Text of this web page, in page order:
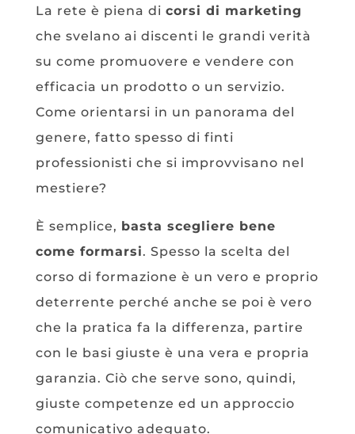
La rete è piena di corsi di marketing
che svelano ai discenti le grandi verità
su come promuovere e vendere con
efficacia un prodotto o un servizio.
Come orientarsi in un panorama del
genere, fatto spesso di finti
professionisti che si improvvisano nel
mestiere?
È semplice, basta scegliere bene
come formarsi. Spesso la scelta del
corso di formazione è un vero e proprio
deterrente perché anche se poi è vero
che la pratica fa la differenza, partire
con le basi giuste è una vera e propria
garanzia. Ciò che serve sono, quindi,
giuste competenze ed un approccio
comunicativo adeguato.